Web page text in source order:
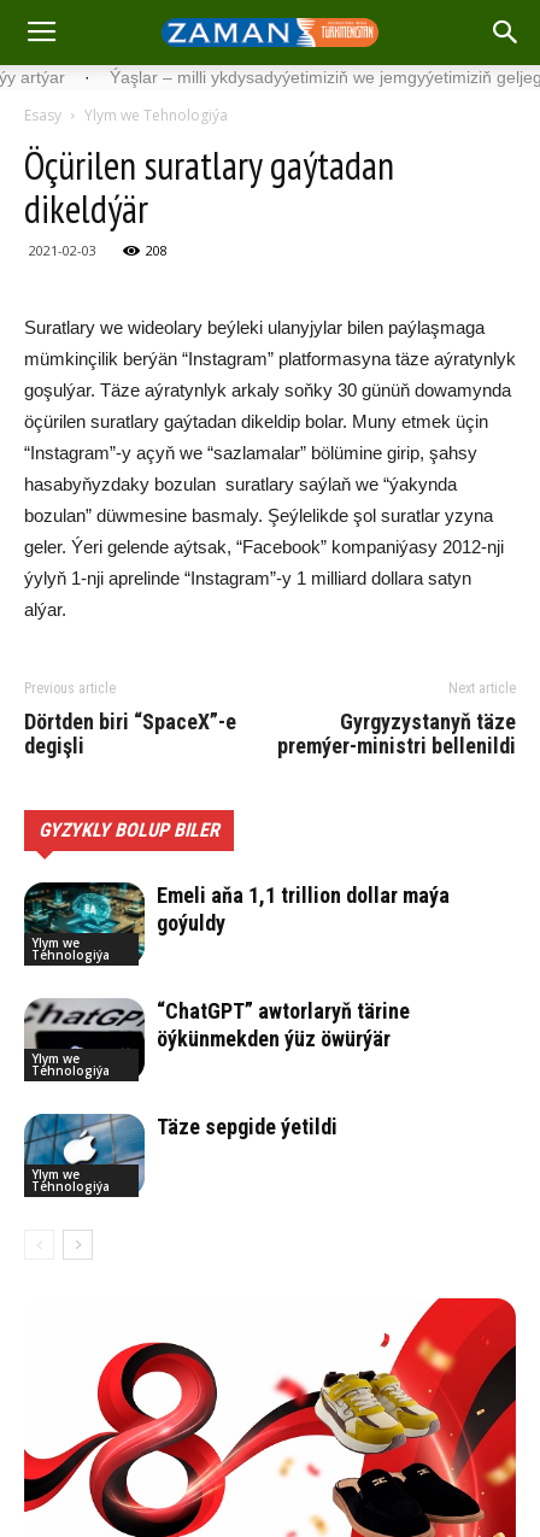
· Ýaşlar – milli ykdysadyýetimiziň we jemgyýetimiziň geljegi ·
Esasy Ylym we Tehnologiýa
Öçürilen suratlary gaýtadan
dikeldýär
2021-02-03 208
Suratlary we wideolary beýleki ulanyjylar bilen paýlaşmaga
mümkinçilik berýän “Instagram” platformasyna täze aýratynlyk
goşulýar. Täze aýratynlyk arkaly soňky 30 günüň dowamynda
öçürilen suratlary gaýtadan dikeldip bolar. Muny etmek üçin
“Instagram”-y açyň we “sazlamalar” bölümine girip, şahsy
hasabyňyzdaky bozulan suratlary saýlaň we “ýakynda
bozulan” düwmesine basmaly. Şeýlelikde şol suratlar yzyna
geler. Ýeri gelende aýtsak, “Facebook” kompaniýasy 2012-nji
ýylyň 1-nji aprelinde “Instagram”-y 1 milliard dollara satyn
alýar.
Previous article
Dörtden biri “SpaceX”-e
degişli
Next article
Gyrgyzystanyň täze
premýer-ministri bellenildi
GYZYKLY BOLUP BILER
Ylym we
Tehnologiýa
Emeli aňa 1,1 trillion dollar maýa
goýuldy
Ylym we
Tehnologiýa
“ChatGPT” awtorlaryň tärine
öýkünmekden ýüz öwürýär
Ylym we
Tehnologiýa
Tä­ze sep­gi­de ýe­til­di